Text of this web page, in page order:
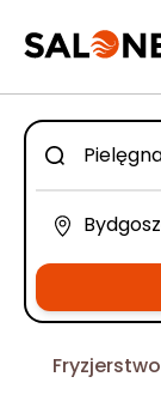
Fryzjerstwo